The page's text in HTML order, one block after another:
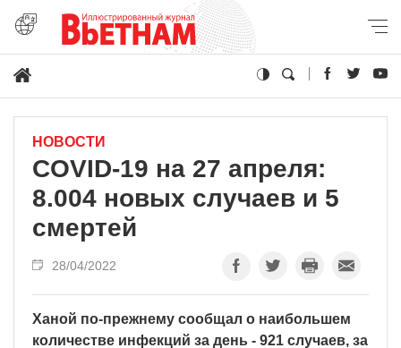
НОВОСТИ
COVID-19 на 27 апреля:
8.004 новых случаев и 5
смертей
28/04/2022
Ханой по-прежнему сообщал о наибольшем
количестве инфекций за день - 921 случаев, за